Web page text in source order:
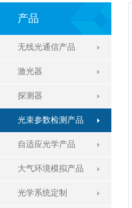
产品
无线光通信产品
激光器
探测器
光束参数检测产品
自适应光学产品
大气环境模拟产品
光学系统定制